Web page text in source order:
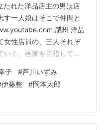
た洋品店主の男は店
す一人娘はそこで仲間と
感想 洋品
女性店員の、三人それぞ
いく。画家を目指してい
場人物たちが皆、進歩
い雰囲気の中で繰り広
案外と笑えた。 三人そ
リとは描かれないが、気
手とくっついていた、み
子 #芦川いずみ
伊藤整 #岡本太郎